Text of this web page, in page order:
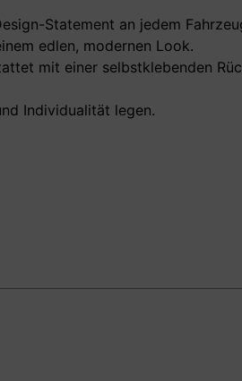
Statement an jedem
edlen, modernen Look.
mit einer selbstklebenden
Individualität legen.